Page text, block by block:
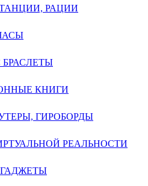
РАЦИИ
КНИГИ
ГИРОБОРДЫ
РЕАЛЬНОСТИ